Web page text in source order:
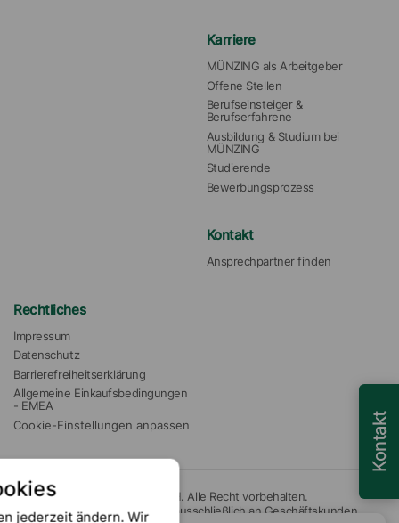
Karriere
MÜNZING als Arbeitgeber
Offene Stellen
Berufseinsteiger &
Berufserfahrene
Ausbildung & Studium bei
MÜNZING
Studierende
Bewerbungsprozess
Kontakt
Ansprechpartner finden
Rechtliches
Impressum
Datenschutz
Barrierefreiheitserklärung
Allgemeine Einkaufsbedingungen
- EMEA
Cookie-Einstellungen anpassen
© 2026 Münzing Chemie GmbH. Alle Recht vorbehalten.
Unsere Angebote richten sich ausschließlich an Geschäftskunden.
Kontakt
jederzeit ändern. Wir